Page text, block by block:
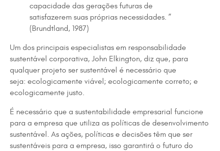
capacidade das gerações futuras de
satisfazerem suas próprias necessidades. ”
(Brundtland, 1987)
Um dos principais especialistas em responsabilidade
sustentável corporativa, John Elkington, diz que, para
qualquer projeto ser sustentável é necessário que
seja: ecologicamente viável; ecologicamente correto; e
ecologicamente justo.
É necessário que a sustentabilidade empresarial funcione
para a empresa que utiliza as políticas de desenvolvimento
sustentável. As ações, políticas e decisões têm que ser
sustentáveis para a empresa, isso garantirá o futuro do